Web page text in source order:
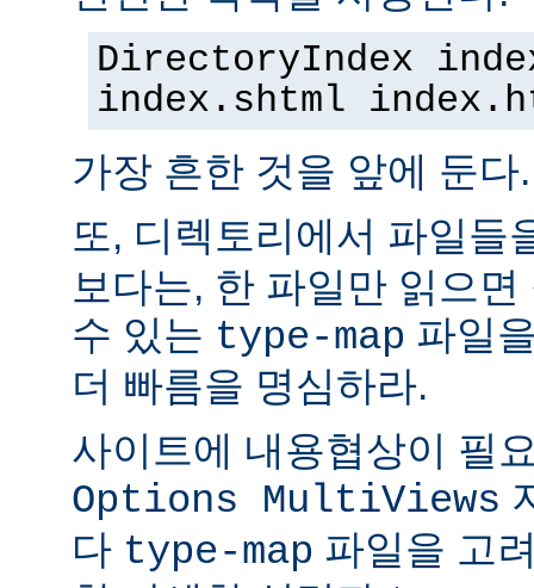
DirectoryIndex
index.shtml
가장 흔한 것을 앞에 둔다.
또, 디렉토리에서 파일들
보다는, 한 파일만 읽으
수 있는 type-map 파일
더 빠름을 명심하라.
사이트에 내용협상이 필
Options MultiViews
다 type-map 파일을 고